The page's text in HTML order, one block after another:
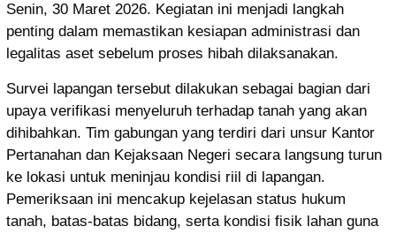
Senin, 30 Maret 2026. Kegiatan ini menjadi langkah
penting dalam memastikan kesiapan administrasi dan
legalitas aset sebelum proses hibah dilaksanakan.
Survei lapangan tersebut dilakukan sebagai bagian dari
upaya verifikasi menyeluruh terhadap tanah yang akan
dihibahkan. Tim gabungan yang terdiri dari unsur Kantor
Pertanahan dan Kejaksaan Negeri secara langsung turun
ke lokasi untuk meninjau kondisi riil di lapangan.
Pemeriksaan ini mencakup kejelasan status hukum
tanah, batas-batas bidang, serta kondisi fisik lahan guna